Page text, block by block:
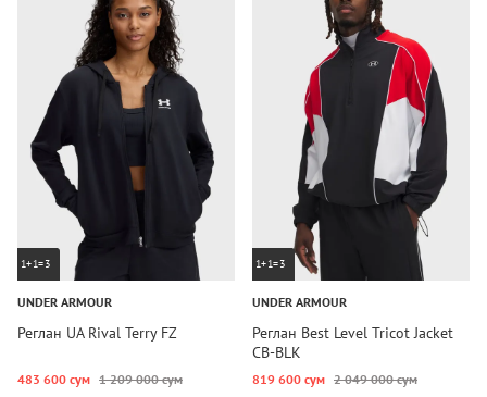
1+1=3
UNDER ARMOUR
Реглан UA Rival Terry FZ
483 600 сум 1 209 000 сум
1+1=3
UNDER ARMOUR
Реглан Best Level Tricot Jacket
CB-BLK
819 600 сум 2 049 000 сум